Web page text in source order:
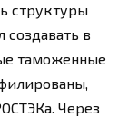
структуры
создавать в
таможенные
Через